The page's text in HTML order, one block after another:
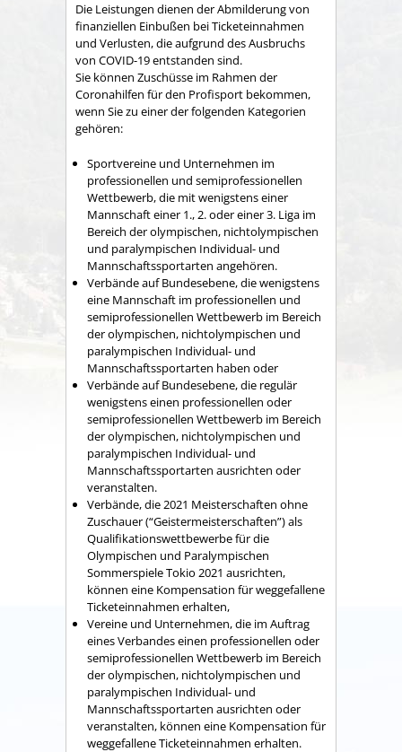
Die Leistungen dienen der Abmilderung von
finanziellen Einbußen bei Ticketeinnahmen
und Verlusten, die aufgrund des Ausbruchs
von COVID-19 entstanden sind.
Sie können Zuschüsse im Rahmen der
Coronahilfen für den Profisport bekommen,
wenn Sie zu einer der folgenden Kategorien
gehören:
Sportvereine und Unternehmen im
professionellen und semiprofessionellen
Wettbewerb, die mit wenigstens einer
Mannschaft einer 1., 2. oder einer 3. Liga im
Bereich der olympischen, nichtolympischen
und paralympischen Individual- und
Mannschaftssportarten angehören.
Verbände auf Bundesebene, die wenigstens
eine Mannschaft im professionellen und
semiprofessionellen Wettbewerb im Bereich
der olympischen, nichtolympischen und
paralympischen Individual- und
Mannschaftssportarten haben oder
Verbände auf Bundesebene, die regulär
wenigstens einen professionellen oder
semiprofessionellen Wettbewerb im Bereich
der olympischen, nichtolympischen und
paralympischen Individual- und
Mannschaftssportarten ausrichten oder
veranstalten.
Verbände, die 2021 Meisterschaften ohne
Zuschauer (“Geistermeisterschaften”) als
Qualifikationswettbewerbe für die
Olympischen und Paralympischen
Sommerspiele Tokio 2021 ausrichten,
können eine Kompensation für weggefallene
Ticketeinnahmen erhalten,
Vereine und Unternehmen, die im Auftrag
eines Verbandes einen professionellen oder
semiprofessionellen Wettbewerb im Bereich
der olympischen, nichtolympischen und
paralympischen Individual- und
Mannschaftssportarten ausrichten oder
veranstalten, können eine Kompensation für
weggefallene Ticketeinnahmen erhalten.